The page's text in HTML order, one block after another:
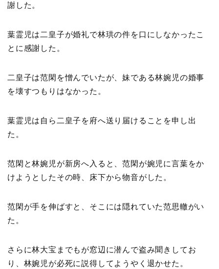
謝した。
葉霊児は二皇子が婚礼で林珙の件を口にしなかったこ
とに感謝した。
二皇子は范閑を憎んでいたが、妹である林婉児の婚事
を壊すつもりはなかった。
葉霊児は自ら二皇子を府へ送り届けることを申し出
た。
范閑と林婉児が新房へ入ると、范閑が婉児に言葉をか
けようとしたその時、床下から物音がした。
范閑が手を伸ばすと、そこには隠れていた范思轍がい
た。
さらに林大宝までもが窓辺に潜んで盗み聞きしてお
り、林婉児が必死に説得してようやく退かせた。